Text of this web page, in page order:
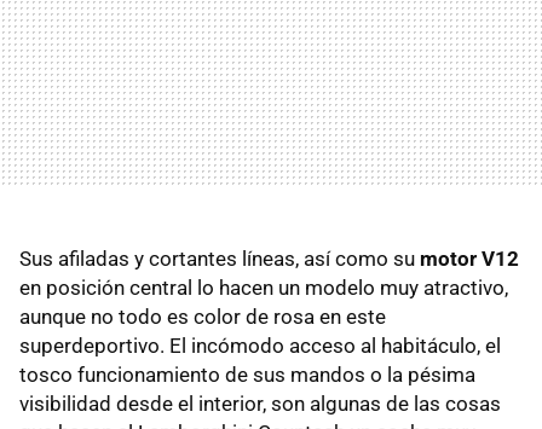
Sus afiladas y cortantes líneas, así como su motor V12
en posición central lo hacen un modelo muy atractivo,
aunque no todo es color de rosa en este
superdeportivo. El incómodo acceso al habitáculo, el
tosco funcionamiento de sus mandos o la pésima
visibilidad desde el interior, son algunas de las cosas